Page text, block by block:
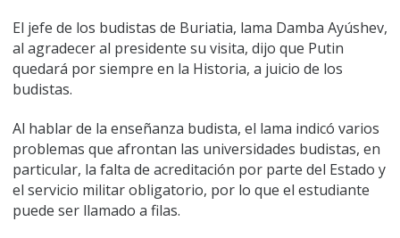
El jefe de los budistas de Buriatia, lama Damba Ayúshev,
al agradecer al presidente su visita, dijo que Putin
quedará por siempre en la Historia, a juicio de los
budistas.
Al hablar de la enseñanza budista, el lama indicó varios
problemas que afrontan las universidades budistas, en
particular, la falta de acreditación por parte del Estado y
el servicio militar obligatorio, por lo que el estudiante
puede ser llamado a filas.